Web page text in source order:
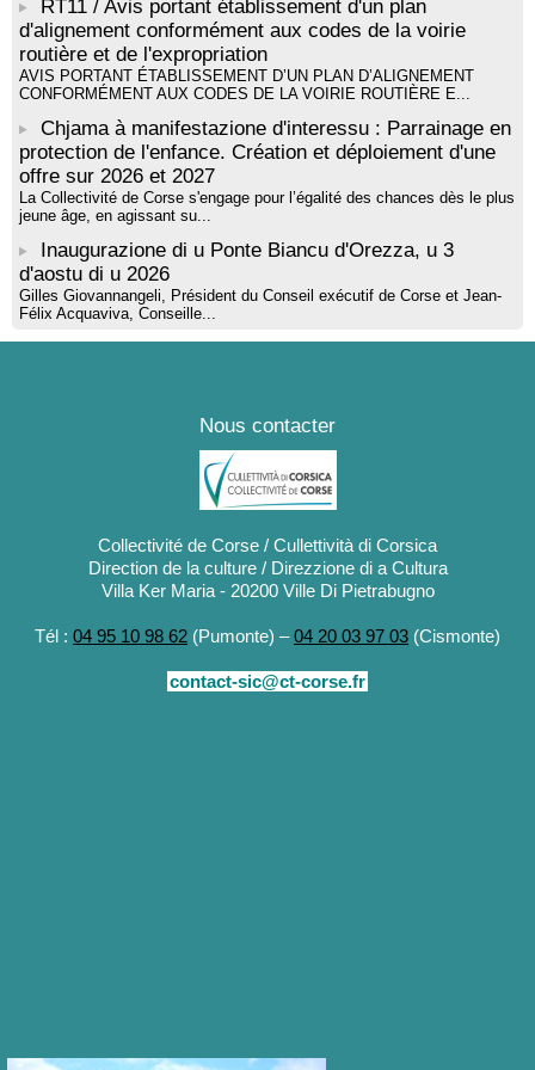
par Alexandre Dominati - Mediateca territuriale di Santa Lucia di
Tallà
RT11 / Avis portant établissement d'un plan
d'alignement conformément aux codes de la voirie
routière et de l'expropriation
AVIS PORTANT ÉTABLISSEMENT D’UN PLAN D’ALIGNEMENT
CONFORMÉMENT AUX CODES DE LA VOIRIE ROUTIÈRE E...
Chjama à manifestazione d'interessu : Parrainage en
protection de l'enfance. Création et déploiement d'une
offre sur 2026 et 2027
La Collectivité de Corse s'engage pour l’égalité des chances dès le plus
jeune âge, en agissant su...
Inaugurazione di u Ponte Biancu d'Orezza, u 3
d'aostu di u 2026
Gilles Giovannangeli, Président du Conseil exécutif de Corse et Jean-
Félix Acquaviva, Conseille...
Nous contacter
Collectivité de Corse / Cullettività di Corsica
Direction de la culture / Direzzione di a Cultura
Villa Ker Maria - 20200 Ville Di Pietrabugno
Tél : 04 95 10 98 62 (Pumonte) –04 20 03 97 03 (Cismonte)
contact-sic@ct-corse.fr